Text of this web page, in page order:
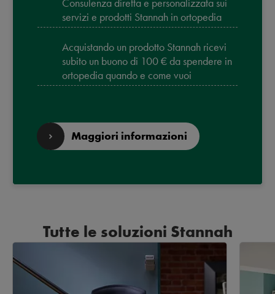
servizi e prodotti Stannah in ortopedia
Acquistando un prodotto Stannah ricevi
subito un buono di 100 € da spendere in
ortopedia quando e come vuoi
Maggiori informazioni
Tutte le soluzioni Stannah